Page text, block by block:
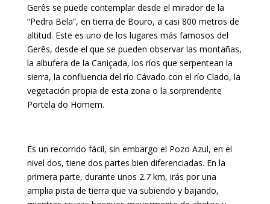
Gerês se puede contemplar desde el mirador de la
“Pedra Bela”, en tierra de Bouro, a casi 800 metros de
altitud. Este es uno de los lugares más famosos del
Gerês, desde el que se pueden observar las montañas,
la albufera de la Caniçada, los ríos que serpentean la
sierra, la confluencia del río Cávado con el río Clado, la
vegetación propia de esta zona o la sorprendente
Portela do Homem.
Es un recorrido fácil, sin embargo el Pozo Azul, en el
nivel dos, tiene dos partes bien diferenciadas. En la
primera parte, durante unos 2.7 km, irás por una
amplia pista de tierra que va subiendo y bajando,